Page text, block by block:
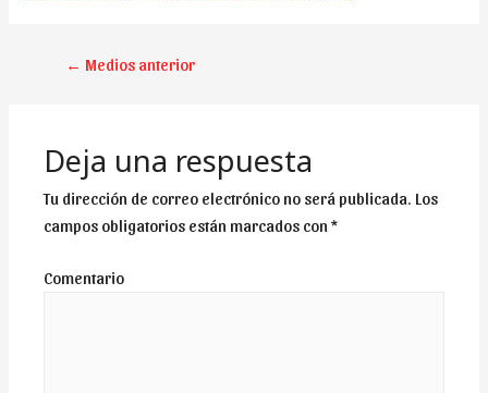
NAVEGACIÓN
← Medios anterior
Deja una respuesta
Tu dirección de correo electrónico no será publicada. Los
campos obligatorios están marcados con*
Comentario